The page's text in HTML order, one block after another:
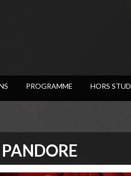
PROGRAMME HORS